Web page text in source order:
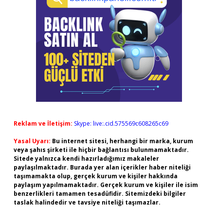
Reklam ve İletişim: Skype: live:.cid.575569c608265c69
Yasal Uyarı: Bu internet sitesi, herhangi bir marka, kurum
veya şahıs şirketi ile hiçbir bağlantısı bulunmamaktadır.
Sitede yalnızca kendi hazırladığımız makaleler
paylaşılmaktadır. Burada yer alan içerikler haber niteliği
taşımamakta olup, gerçek kurum ve kişiler hakkında
paylaşım yapılmamaktadır. Gerçek kurum ve kişiler ile isim
benzerlikleri tamamen tesadüfidir. Sitemizdeki bilgiler
taslak halindedir ve tavsiye niteliği taşımazlar.